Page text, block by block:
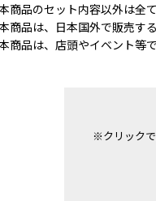
商品のセット内容以外は全て
商品は、日本国外で販売す
商品は、店頭やイベント等
※クリックで